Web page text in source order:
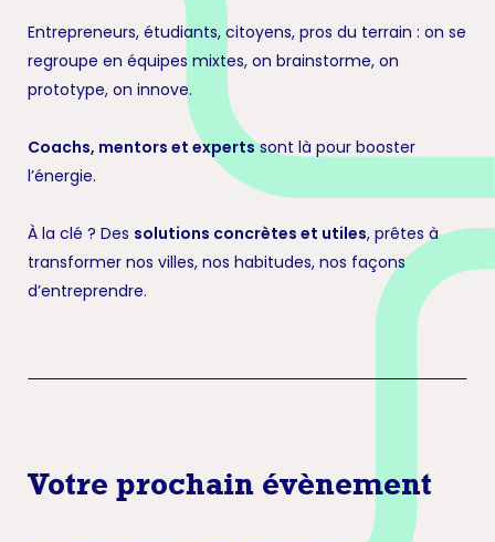
Entrepreneurs, étudiants, citoyens, pros du terrain : on se
regroupe en équipes mixtes, on brainstorme, on
prototype, on innove.
Coachs, mentors et expertssont là pour booster
l’énergie.
À la clé ? Des solutions concrètes et utiles, prêtes à
transformer nos villes, nos habitudes, nos façons
d’entreprendre.
Votre prochain évènement